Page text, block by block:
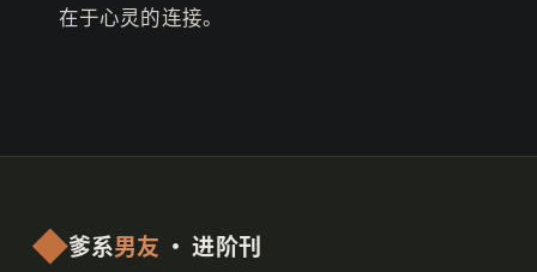
在于心灵的连接。
爹系男友 · 进阶刊